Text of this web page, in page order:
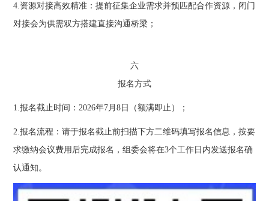
4.资源对接高效精准：提前征集企业需求并预匹配合作资源，闭门
对接会为供需双方搭建直接沟通桥梁；
六
报名方式
1.报名截止时间：2026年7月8日（额满即止）；
2.报名流程：请于报名截止前扫描下方二维码填写报名信息，按要
求缴纳会议费用后完成报名，组委会将在3个工作日内发送报名确
认通知。